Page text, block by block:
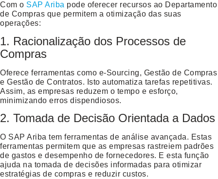
Com o SAP Ariba pode oferecer recursos ao Departamento
de Compras que permitem a otimização das suas
operações:
1. Racionalização dos Processos de
Compras
Oferece ferramentas como e-Sourcing, Gestão de Compras
e Gestão de Contratos. Isto automatiza tarefas repetitivas.
Assim, as empresas reduzem o tempo e esforço,
minimizando erros dispendiosos.
2. Tomada de Decisão Orientada a Dados
O SAP Ariba tem ferramentas de análise avançada. Estas
ferramentas permitem que as empresas rastreiem padrões
de gastos e desempenho de fornecedores. E esta função
ajuda na tomada de decisões informadas para otimizar
estratégias de compras e reduzir custos.